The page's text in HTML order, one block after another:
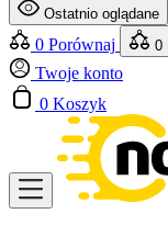
Ostatnio oglądane
0 Porównaj 0
Twoje konto
0 Koszyk